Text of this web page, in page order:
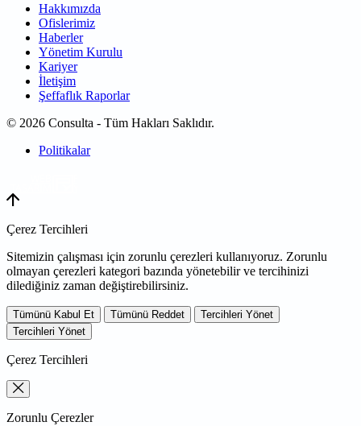
Hakkımızda
Ofislerimiz
Haberler
Yönetim Kurulu
Kariyer
İletişim
Şeffaflık Raporlar
© 2026 Consulta - Tüm Hakları Saklıdır.
Politikalar
Çerez Tercihleri
Sitemizin çalışması için zorunlu çerezleri kullanıyoruz. Zorunlu
olmayan çerezleri kategori bazında yönetebilir ve tercihinizi
dilediğiniz zaman değiştirebilirsiniz.
Tümünü Kabul Et Tümünü Reddet
Tercihleri Yönet
Tercihleri Yönet
Çerez Tercihleri
Zorunlu Çerezler